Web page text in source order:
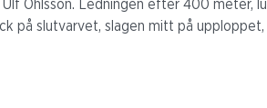
Ohlsson. Ledningen efter 400 meter,
på slutvarvet, slagen mitt på